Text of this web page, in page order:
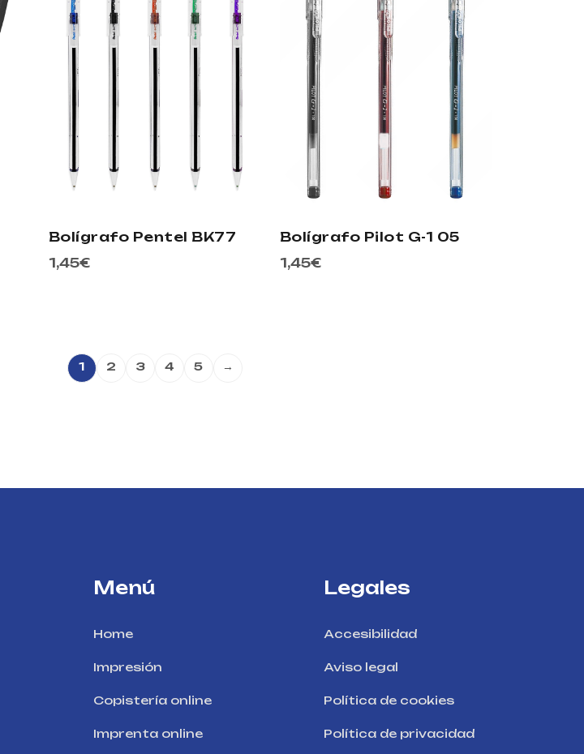
Bolígrafo Pentel BK77
1,45€
Bolígrafo Pilot G-1 05
1,45€
1 2 3 4 5 →
Menú
Home
Impresión
Copistería online
Imprenta online
Legales
Accesibilidad
Aviso legal
Política de cookies
Política de privacidad